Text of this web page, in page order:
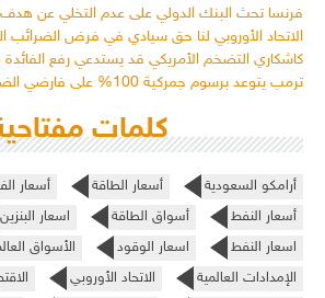
فرنسا تحث البنك الدولي على عدم التخلي عن هدف
الاتحاد الأوروبي لنا حق سيادي في فرض الضرائب
كاشكاري التضخم الأمريكي قد يستدعي رفع الفائدة
ترمب يتوعد برسوم جمركية 100% على فارضي الضرائب الرقمية
كلمات
أرامكو السعودية أسعار الطاقة
أسعار
أسعار النفط
أسواق الطاقة اسعار البنزين
اسعار النفط
اسعار الوقود
الأسواق
الإمدادات العالمية
الاتحاد الأوروبي